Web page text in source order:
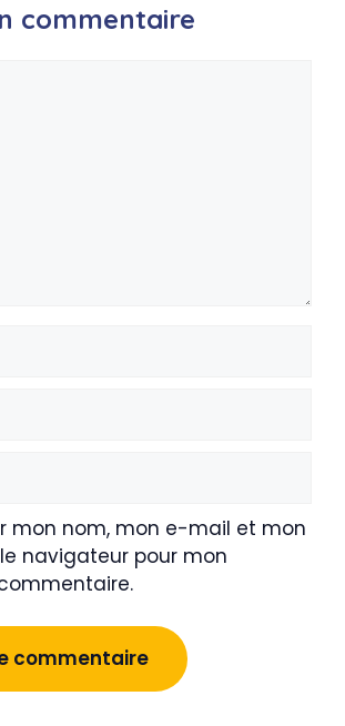
commentaire
mon nom, mon e-mail et mon
navigateur pour mon